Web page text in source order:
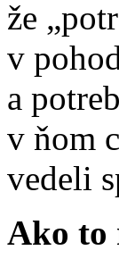
že
v
a
v ňom
vedeli
Ako to